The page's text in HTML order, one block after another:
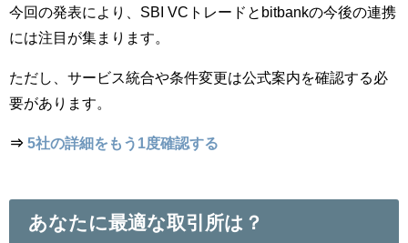
今回の発表により、SBI VCトレードとbitbankの今後の連携
には注目が集まります。
ただし、サービス統合や条件変更は公式案内を確認する必
要があります。
⇒ 5社の詳細をもう1度確認する
あなたに最適な取引所は？